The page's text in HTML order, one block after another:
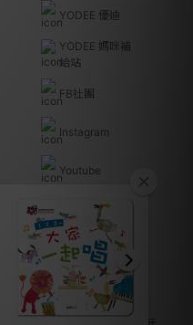
YODEE 優迪
YODEE 媽咪補
給站
FB社團
Instagram
Youtube
CO., LTD
2024 © YODEE優迪